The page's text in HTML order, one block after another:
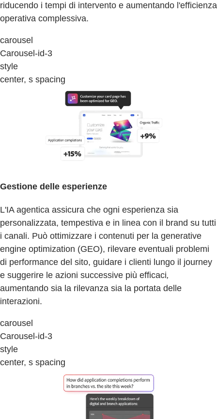
riducendo i tempi di intervento e aumentando l'efficienza
operativa complessiva.
carousel
Carousel-id-3
style
center, s spacing
Gestione delle esperienze
L'IA agentica assicura che ogni esperienza sia
personalizzata, tempestiva e in linea con il brand su tutti
i canali. Può ottimizzare i contenuti per la generative
engine optimization (GEO), rilevare eventuali problemi
di performance del sito, guidare i clienti lungo il journey
e suggerire le azioni successive più efficaci,
aumentando sia la rilevanza sia la portata delle
interazioni.
carousel
Carousel-id-3
style
center, s spacing